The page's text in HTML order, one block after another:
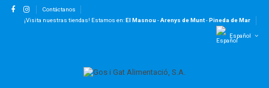
Contáctanos
¡Visita nuestras tiendas! Estamos en:El Masnou-Arenys de Munt-Pineda de Mar
Español